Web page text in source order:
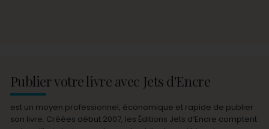
Publier votre livre avec Jets d'Encre
est un moyen professionnel, économique et rapide de publier
son livre. Créées début 2007, les Éditions Jets d’Encre comptent